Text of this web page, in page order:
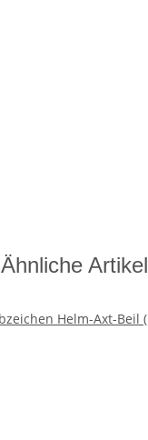
Ähnliche Artikel